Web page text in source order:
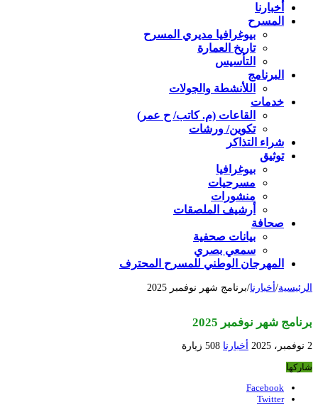
أخبارنا
المسرح
بيوغرافيا مديري المسرح
تاريخ العمارة
التأسيس
البرنامج
اللأنشطة والجولات
خدمات
القاعات (م. كاتب/ ح عمر)
تكوين/ ورشات
شراء التذاكر
توثيق
بيوغرافيا
مسرحيات
منشورات
أرشيف الملصقات
صحافة
بيانات صحفية
سمعي بصري
المهرجان الوطني للمسرح المحترف
الرئيسية/ أخبارنا/برنامج شهر نوفمبر 2025
برنامج شهر نوفمبر 2025
2 نوفمبر، 2025 أخبارنا 508 زيارة
شاركها
Facebook
Twitter